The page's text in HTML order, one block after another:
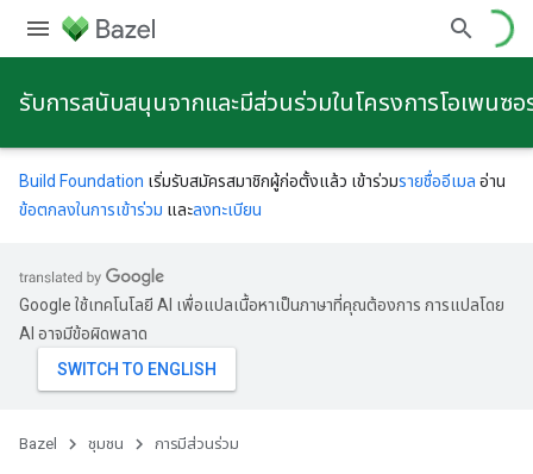
รับการสนับสนุนจากและมีส่วนร่วมในโครงการโอเพนซ
Build Foundation เริ่มรับสมัครสมาชิกผู้ก่อตั้งแล้ว เข้าร่วมรายชื่ออีเมล อ่าน
ข้อตกลงในการเข้าร่วม และลงทะเบียน
Google ใช้เทคโนโลยี AI เพื่อแปลเนื้อหาเป็นภาษาที่คุณต้องการ การแปลโดย
AI อาจมีข้อผิดพลาด
Bazel ชุมชน การมีส่วนร่วม